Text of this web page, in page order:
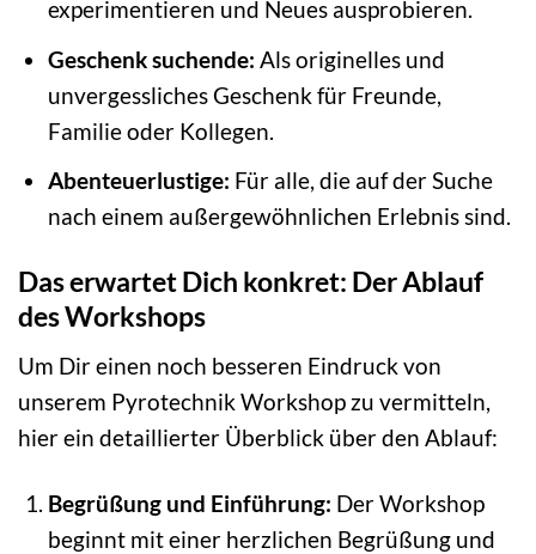
experimentieren und Neues ausprobieren.
Geschenk suchende: Als originelles und
unvergessliches Geschenk für Freunde,
Familie oder Kollegen.
Abenteuerlustige: Für alle, die auf der Suche
nach einem außergewöhnlichen Erlebnis sind.
Das erwartet Dich konkret: Der Ablauf
des Workshops
Um Dir einen noch besseren Eindruck von
unserem Pyrotechnik Workshop zu vermitteln,
hier ein detaillierter Überblick über den Ablauf:
Begrüßung und Einführung: Der Workshop
beginnt mit einer herzlichen Begrüßung und